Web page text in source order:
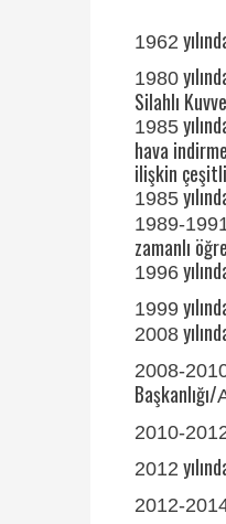
1962
1980
Silahlı
1985
hava
ilişkin
1985
1989-
zamanlı
1996
1999
2008
2008-
Başkanlığı/
2010-
2012
2012-